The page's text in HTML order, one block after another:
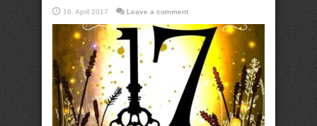
16. April 2017 Leave a comment